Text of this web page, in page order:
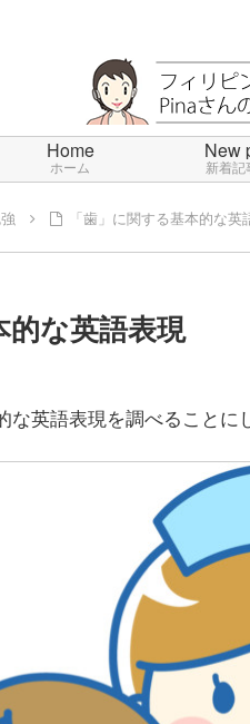
Home
ホーム
New
新着記
「歯」に関する基本的な英
的な英語表現
英語表現を調べることに